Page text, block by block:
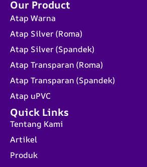
Quick Links
Tentang Kami
Artikel
Produk
Our Product
Atap Warna
Atap Silver (Roma)
Atap Silver (Spandek)
Atap Transparan (Roma)
Atap Transparan (Spandek)
Atap uPVC